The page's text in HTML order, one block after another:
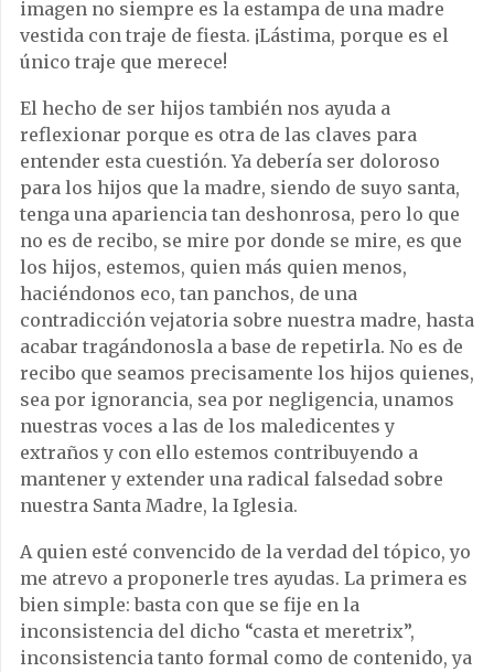
imagen no siempre es la estampa de una madre
vestida con traje de fiesta. ¡Lástima, porque es el
único traje que merece!
El hecho de ser hijos también nos ayuda a
reflexionar porque es otra de las claves para
entender esta cuestión. Ya debería ser doloroso
para los hijos que la madre, siendo de suyo santa,
tenga una apariencia tan deshonrosa, pero lo que
no es de recibo, se mire por donde se mire, es que
los hijos, estemos, quien más quien menos,
haciéndonos eco, tan panchos, de una
contradicción vejatoria sobre nuestra madre, hasta
acabar tragándonosla a base de repetirla. No es de
recibo que seamos precisamente los hijos quienes,
sea por ignorancia, sea por negligencia, unamos
nuestras voces a las de los maledicentes y
extraños y con ello estemos contribuyendo a
mantener y extender una radical falsedad sobre
nuestra Santa Madre, la Iglesia.
A quien esté convencido de la verdad del tópico, yo
me atrevo a proponerle tres ayudas. La primera es
bien simple: basta con que se fije en la
inconsistencia del dicho “casta et meretrix”,
inconsistencia tanto formal como de contenido, ya